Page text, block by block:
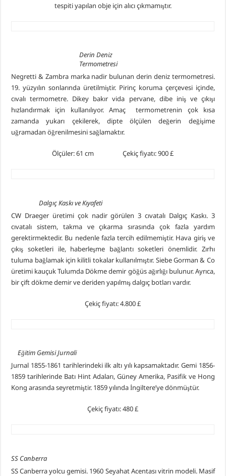
tespiti yapılan obje için alıcı çıkmamıştır.
Derin Deniz
Termometresi
Negretti & Zambra marka nadir bulunan derin deniz termometresi.
19. yüzyılın sonlarında üretilmiştir. Pirinç koruma çerçevesi içinde,
cıvalı termometre. Dikey bakır vida pervane, dibe iniş ve çıkışı
hızlandırmak için kullanılıyor. Amaç termometrenin çok kısa
zamanda yukarı çekilerek, dipte ölçülen değerin değişime
uğramadan öğrenilmesini sağlamaktır.
Ölçüler: 61 cm Çekiç fiyatı: 900 £
Dalgıç Kaskı ve Kıyafeti
CW Draeger üretimi çok nadir görülen 3 cıvatalı Dalgıç Kaskı. 3
cıvatalı sistem, takma ve çıkarma sırasında çok fazla yardım
gerektirmektedir. Bu nedenle fazla tercih edilmemiştir. Hava giriş ve
çıkış soketleri ile, haberleşme bağlantı soketleri önemlidir. Zırhı
tuluma bağlamak için kilitli tokalar kullanılmıştır. Siebe Gorman & Co
üretimi kauçuk Tulumda Dökme demir göğüs ağırlığı bulunur. Ayrıca,
bir çift dökme demir ve deriden yapılmış dalgıç botları vardır.
Çekiç fiyatı: 4.800 £
Eğitim Gemisi Jurnali
Jurnal 1855-1861 tarihlerindeki ilk altı yılı kapsamaktadır. Gemi 1856-
1859 tarihlerinde Batı Hint Adaları, Güney Amerika, Pasifik ve Hong
Kong arasında seyretmiştir. 1859 yılında İngiltere’ye dönmüştür.
Çekiç fiyatı: 480 £
SS Canberra
SS Canberra yolcu gemisi. 1960 Seyahat Acentası vitrin modeli. Masif